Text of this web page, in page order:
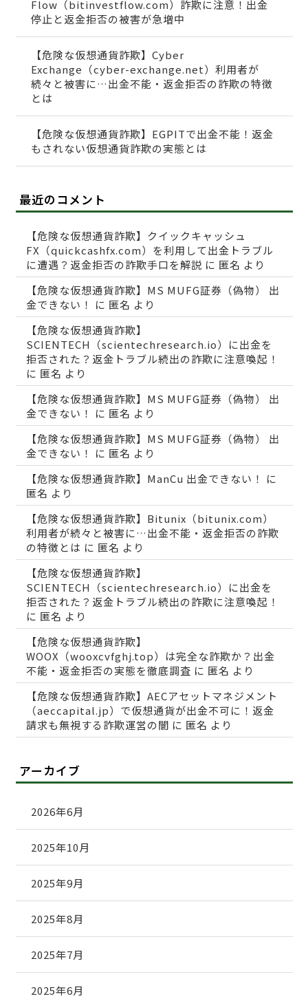
Flow（bitinvestflow.com）詐欺に注意！出金
停止と返金拒否の被害が急増中
【危険な仮想通貨詐欺】Cyber
Exchange（cyber-exchange.net）利用者が
続々と被害に…出金不能・返金拒否の詐欺の特徴
とは
【危険な仮想通貨詐欺】EGPITで出金不能！返金
もされない仮想通貨詐欺の実態とは
最近のコメント
【危険な仮想通貨詐欺】クイックキャッシュ
FX（quickcashfx.com）を利用して出金トラブル
に遭遇？返金拒否の詐欺手口を解説 に 匿名 より
【危険な仮想通貨詐欺】MS MUFG証券（偽物） 出
金できない！
に 匿名 より
【危険な仮想通貨詐欺】
SCIENTECH（scientechresearch.io）に出金を
拒否された？返金トラブル続出の詐欺に注意喚起！
に 匿名 より
【危険な仮想通貨詐欺】MS MUFG証券（偽物） 出
金できない！
に 匿名 より
【危険な仮想通貨詐欺】MS MUFG証券（偽物） 出
金できない！
に 匿名 より
【危険な仮想通貨詐欺】ManCu 出金できない！
に
匿名 より
【危険な仮想通貨詐欺】Bitunix（bitunix.com）
利用者が続々と被害に…出金不能・返金拒否の詐欺
の特徴とは に 匿名 より
【危険な仮想通貨詐欺】
SCIENTECH（scientechresearch.io）に出金を
拒否された？返金トラブル続出の詐欺に注意喚起！
に 匿名 より
【危険な仮想通貨詐欺】
WOOX（wooxcvfghj.top）は完全な詐欺か？出金
不能・返金拒否の実態を徹底調査 に 匿名 より
【危険な仮想通貨詐欺】AECアセットマネジメント
（aeccapital.jp）で仮想通貨が出金不可に！返金
請求も無視する詐欺運営の闇 に 匿名 より
アーカイブ
2026年6月
2025年10月
2025年9月
2025年8月
2025年7月
2025年6月